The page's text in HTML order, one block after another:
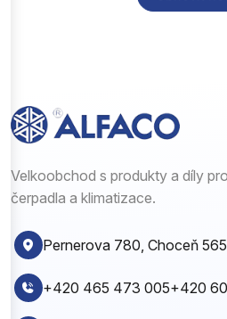
Velkoobchod s produkty a díly
čerpadla a klimatizace.
Pernerova 780, Choceň
+420 465 473 005+420